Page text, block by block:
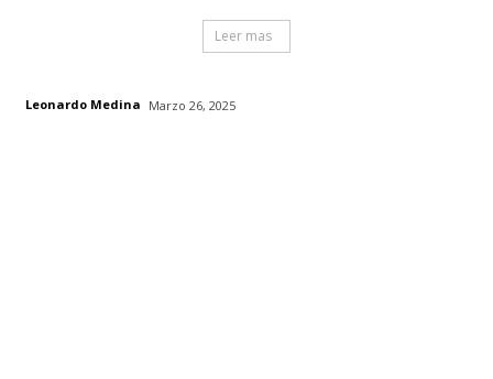
Leer mas
Leonardo Medina Marzo 26, 2025